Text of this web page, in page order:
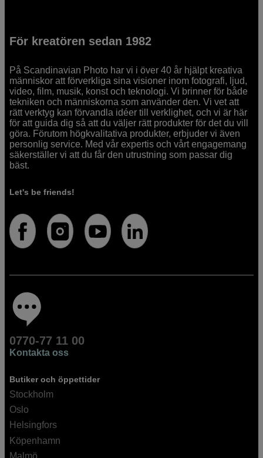
För kreatören sedan 1982
På Scandinavian Photo har vi i över 40 år hjälpt kreativa
människor att förverkliga sina visioner inom fotografi, ljud,
video, film, musik, konst och teknologi. Vi brinner för både
tekniken och människorna som använder den. Vi vet att
rätt verktyg kan förvandla idéer till verklighet, och vi är här
för att guida dig så att du väljer rätt produkter för det du vill
göra. Förutom högkvalitativa produkter, erbjuder vi även
personlig service. Med vår expertis och vårt engagemang
säkerställer vi att du får den utrustning som passar dig
bäst.
Let's be friends!
0770-77 11 00
Kontakta oss
Butiker och öppettider
Stockholm
Oslo
Helsingfors
Köpenhamn
Malmö